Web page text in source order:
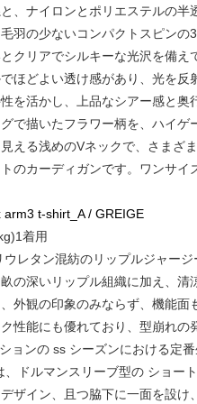
、ナイロンとポリエステルの半
羽の少ないコンパクトスピンの
クリアでシルキーな光沢を備え
ほどよい透け感があり、光を反
を活かし、上品なシアー感と奥
で描いたフラワー柄を、ハイゲ
える浅めのVネックで、さまざ
のカーディガンです。ワンサイ
t-shirt_A / GREIGE
着用
レタン混紡のリップルジャージ
の深いリップル組織に加え、清
外観の印象のみならず、機能⾯
性能にも優れており、型崩れの
ョンの ss シーズンにおける定
ドルマンスリーブ型の ショー
ザイン、且つ脇下に⼀⾯を設